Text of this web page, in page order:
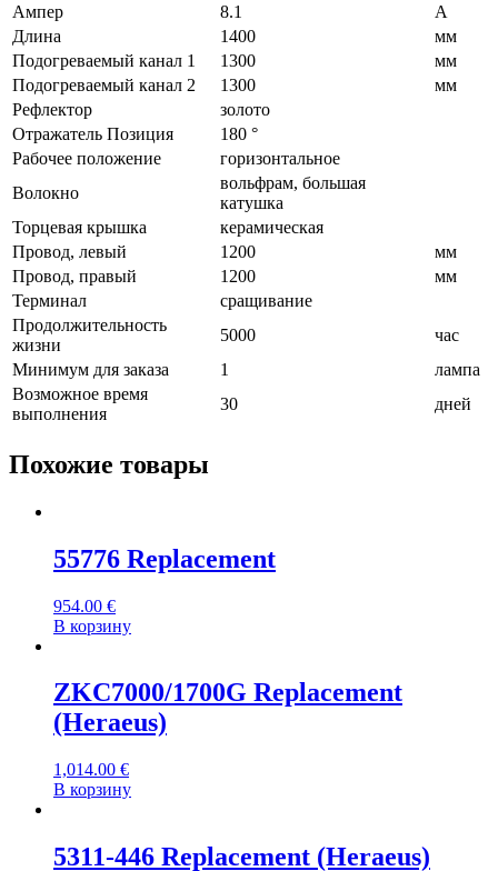
Ампер
8.1
A
Длина
1400
мм
Подогреваемый канал 1
1300
мм
Подогреваемый канал 2
1300
мм
Рефлектор
золото
Отражатель Позиция
180 °
Рабочее положение
горизонтальное
Волокно
вольфрам, большая
катушка
Торцевая крышка
керамическая
Провод, левый
1200
мм
Провод, правый
1200
мм
Терминал
сращивание
Продолжительность
жизни
5000
час
Минимум для заказа
1
лампа
Возможное время
выполнения
30 дней
Похожие товары
55776 Replacement
954.00 €
В корзину
ZKC7000/1700G Replacement
(Heraeus)
1,014.00 €
В корзину
5311-446 Replacement (Heraeus)